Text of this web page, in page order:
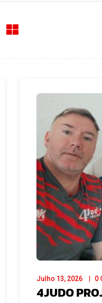
Julho 13, 2026 0
4JUDO